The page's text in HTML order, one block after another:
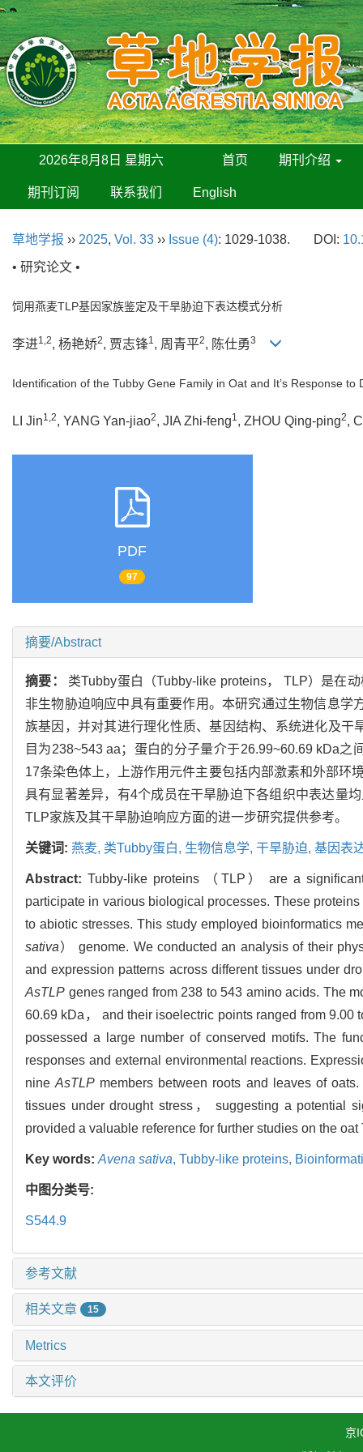
2026年8月8日 星期六 首页 期刊介绍
期刊订阅 联系我们 English
草地学报 ›› 2025, Vol. 33 ›› Issue (4): 1029-1038. DOI:
• 研究论文 •
饲用燕麦TLP基因家族鉴定及干旱胁迫下表达模式分析
李进1,2, 杨艳娇2, 贾志锋1, 周青平2, 陈仕勇3
Identification of the Tubby Gene Family in Oat and It’s Response to
LI Jin1,2, YANG Yan-jiao2, JIA Zhi-feng1, ZHOU Qing-ping2,
PDF
97
摘要/Abstract
摘要： 类Tubby蛋白（Tubby-like proteins， TLP）是在
非生物胁迫响应中具有重要作用。本研究通过生物信息学
族基因，并对其进行理化性质、基因结构、系统进化及
目为238~543 aa；蛋白的分子量介于26.99~60.69 kDa
17条染色体上，上游作用元件主要包括内部激素和外部环
具有显著差异，有4个成员在干旱胁迫下各组织中表达量
TLP家族及其干旱胁迫响应方面的进一步研究提供参考。
关键词: 燕麦, 类Tubby蛋白, 生物信息学, 干旱胁迫, 基因表
Abstract:Tubby-like proteins （TLP） are a
participate in various biological processes. These
to abiotic stresses. This study employed bioinformatics
sativa） genome. We conducted an analysis of their
and expression patterns across different tissues under
AsTLP genes ranged from 238 to 543 amino acids. The
60.69 kDa， and their isoelectric points ranged from
possessed a large number of conserved motifs. The
responses and external environmental reactions.
nineAsTLP members between roots and leaves of
tissues under drought stress， suggesting a potential
provided a valuable reference for further studies on the
Key words: Avena sativa, Tubby-like proteins,
中图分类号:
S544.9
参考文献
相关文章 15
Metrics
本文评价
京